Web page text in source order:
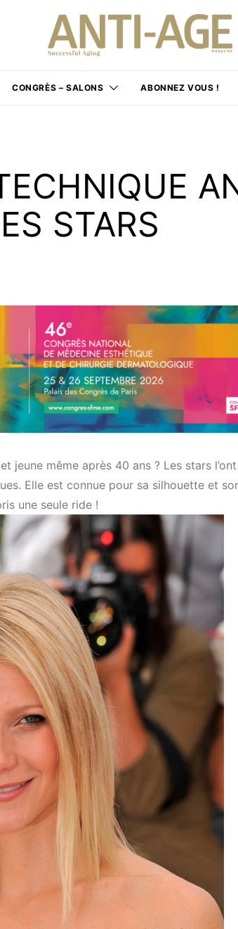
CONGRÈS – SALONS ABONNEZ VOUS !
STARS
jeune même après 40 ans ? Les stars
Elle est connue pour sa silhouette et
une seule ride !